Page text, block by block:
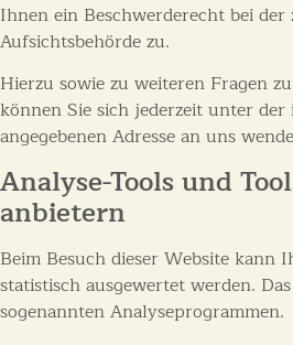
Ihnen ein Beschwerderecht bei der
Aufsichtsbehörde zu.
Hierzu sowie zu weiteren Fragen
können Sie sich jederzeit unter
angegebenen Adresse an uns
Analyse-Tools und
anbietern
Beim Besuch dieser Website kann
statistisch ausgewertet werden.
sogenannten Analyseprogrammen.